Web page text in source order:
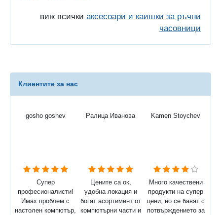
виж всички аксесоари и каишки за ръчни
часовници
Клиентите за нас
gosho goshev
Супер
професионалисти!
Имах проблем с
настолен компютър,
Ралица Иванова
Цените са ок,
удобна локация и
богат асортимент от
компютърни части и
Kamen Stoychev
Много качествени
продукти на супер
цени, но се бавят с
потвърждението за